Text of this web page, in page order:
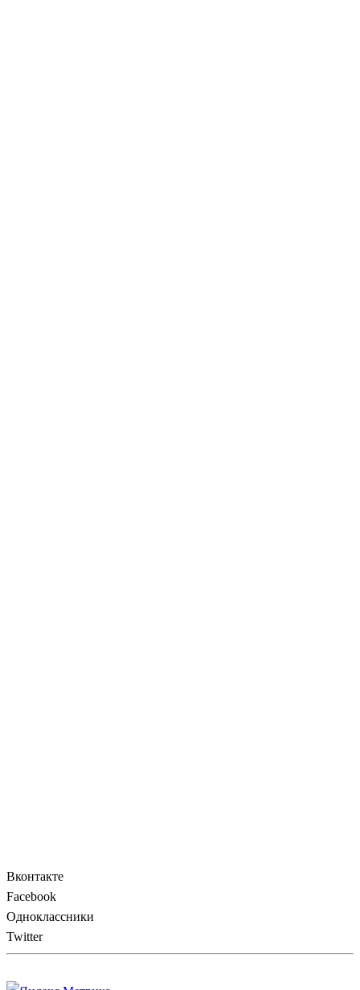
Вконтакте
Facebook
Одноклассники
Twitter